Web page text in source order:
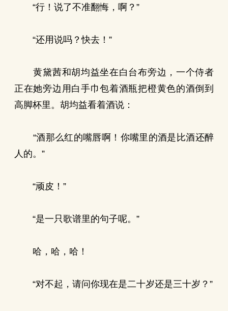
“行！说了不准翻悔，啊？”
“还用说吗？快去！”
黄黛茜和胡均益坐在白台布旁边，一个侍者
正在她旁边用白手巾包着酒瓶把橙黄色的酒倒到
高脚杯里。胡均益看着酒说：
“酒那么红的嘴唇啊！你嘴里的酒是比酒还醉
人的。”
“顽皮！”
“是一只歌谱里的句子呢。”
哈，哈，哈！
“对不起，请问你现在是二十岁还是三十岁？”